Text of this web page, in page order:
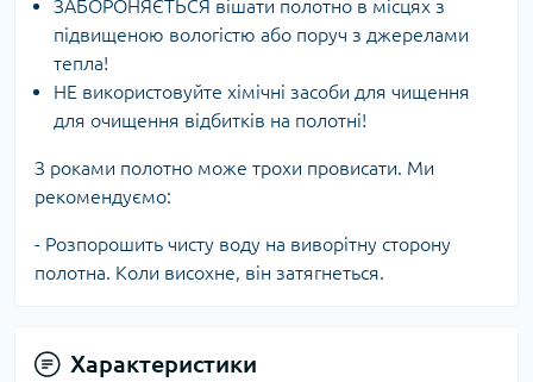
ЗАБОРОНЯЄТЬСЯ вішати полотно в місцях з
підвищеною вологістю або поруч з джерелами
тепла!
НЕ використовуйте хімічні засоби для чищення
для очищення відбитків на полотні!
З роками полотно може трохи провисати. Ми
рекомендуємо:
- Розпорошить чисту воду на виворітну сторону
полотна. Коли висохне, він затягнеться.
Характеристики